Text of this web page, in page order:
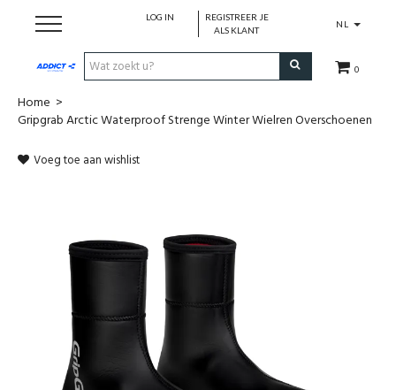
NL
0
LOG IN
REGISTREER JE
ALS KLANT
Cadeaubon
Loopschoenen
Triathlon
Home >
Gripgrab Arctic Waterproof Strenge Winter Wielren Overschoenen
Voeg toe aan wishlist